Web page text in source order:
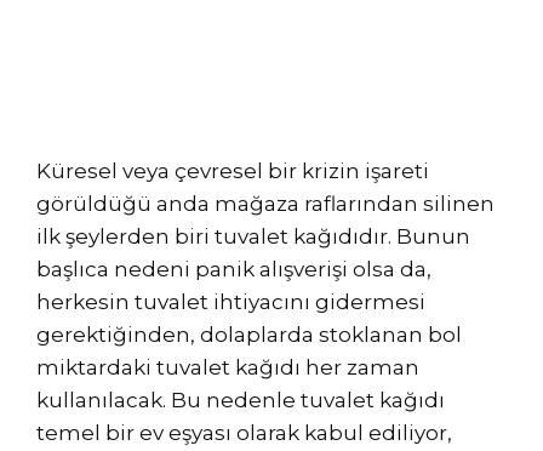
Küresel veya çevresel bir krizin işareti
görüldüğü anda mağaza raflarından silinen
ilk şeylerden biri tuvalet kağıdıdır. Bunun
başlıca nedeni panik alışverişi olsa da,
herkesin tuvalet ihtiyacını gidermesi
gerektiğinden, dolaplarda stoklanan bol
miktardaki tuvalet kağıdı her zaman
kullanılacak. Bu nedenle tuvalet kağıdı
temel bir ev eşyası olarak kabul ediliyor,